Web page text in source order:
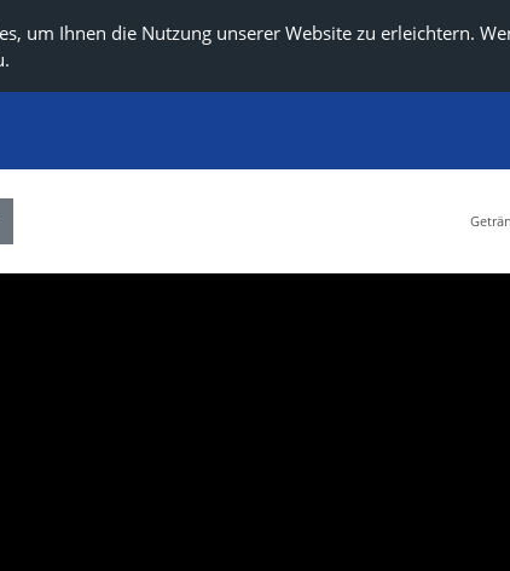
um Ihnen die Nutzung unserer Website zu erleichtern.